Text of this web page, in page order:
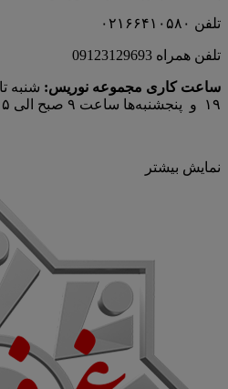
تلفن ۰۲۱۶۶۴۱۰۵۸۰
تلفن همراه 09123129693
ساعت کاری مجموعه نوریس:
۱۹ و پنجشنبه‌ها ساعت ۹ صبح الی ۱۵
نمایش بیشتر